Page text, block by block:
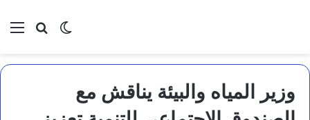
بحثالوضع
وزير المياه والبيئة يناقش مع